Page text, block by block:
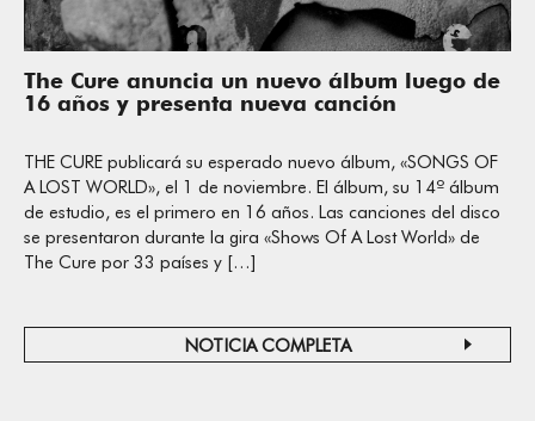
The Cure anuncia un nuevo álbum luego de
16 años y presenta nueva canción
THE CURE publicará su esperado nuevo álbum, «SONGS OF
A LOST WORLD», el 1 de noviembre. El álbum, su 14º álbum
de estudio, es el primero en 16 años. Las canciones del disco
se presentaron durante la gira «Shows Of A Lost World» de
The Cure por 33 países y […]
NOTICIA COMPLETA